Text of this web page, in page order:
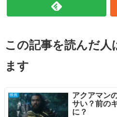
この記事を読んだ
ます
映画
アクアマン
サい？前の
に？